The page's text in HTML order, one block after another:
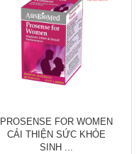
PROSENSE FOR WOMEN
CẢI THIỆN SỨC KHỎE
SINH ...